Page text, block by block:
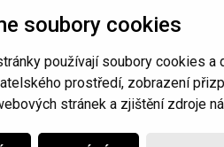
soubory cookies
používají soubory cookies
prostředí, zobrazení
stránek a zjištění zdroje